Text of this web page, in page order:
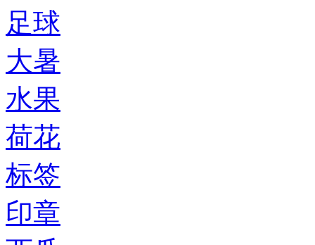
足球
大暑
水果
荷花
标签
印章